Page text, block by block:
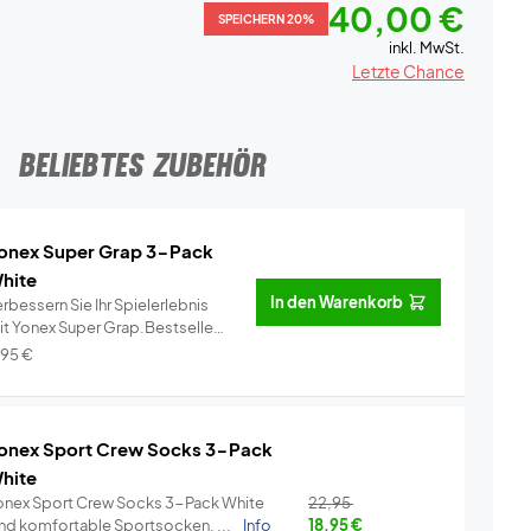
SPEICHERN 20% 40,00 €
inkl. MwSt.
Letzte Chance
BELIEBTES ZUBEHÖR
Super Grap 3-Pack
Sie Ihr Spielerlebnis
Yonex Super Grap.Bestseller
Info
€
In den Warenkorb
Sport Crew Socks 3-Pack
Sport Crew Socks 3-Pack White
komfortable Sportsocken, ...
Info
22,95
18,95€